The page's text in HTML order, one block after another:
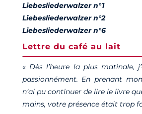
Liebesliederwalzer n°1
Liebesliederwalzer n°2
Liebesliederwalzer n°6
Lettre du café au lait
« Dès l’heure la plus matinale,
passionnément. En prenant
n’ai pu continuer de lire le livre
mains, votre présence était trop